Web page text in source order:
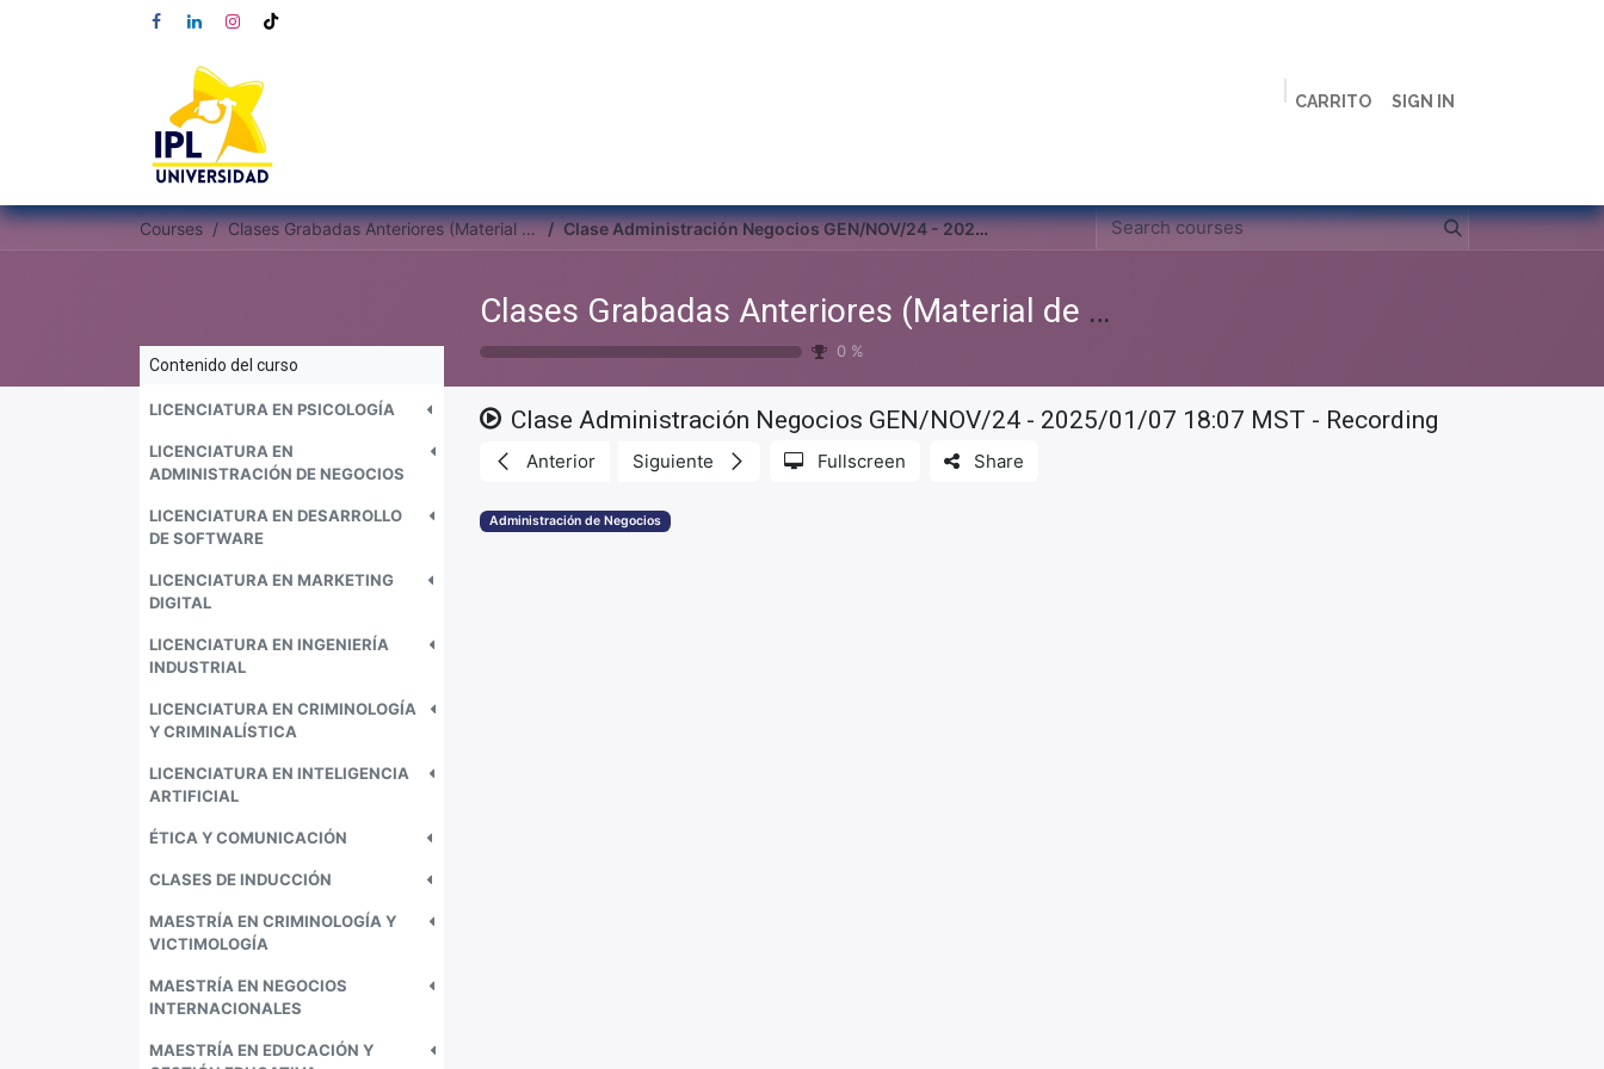
CARRITO SIGN IN
Courses Clases Grabadas Anteriores (Material de apoyo para alumnos) Clase Administración Negocios GEN/NOV/24 - 2025/01/07 18:07 MST - Recording
Clases Grabadas Anteriores (Material de apoyo para alumnos)
0 %
Contenido del curso
LICENCIATURA EN PSICOLOGÍA
LICENCIATURA EN
ADMINISTRACIÓN DE NEGOCIOS
LICENCIATURA EN DESARROLLO
DE SOFTWARE
LICENCIATURA EN MARKETING
DIGITAL
LICENCIATURA EN INGENIERÍA
INDUSTRIAL
LICENCIATURA EN CRIMINOLOGÍA
Y CRIMINALÍSTICA
LICENCIATURA EN INTELIGENCIA
ARTIFICIAL
ÉTICA Y COMUNICACIÓN
CLASES DE INDUCCIÓN
MAESTRÍA EN CRIMINOLOGÍA Y
VICTIMOLOGÍA
MAESTRÍA EN NEGOCIOS
INTERNACIONALES
MAESTRÍA EN EDUCACIÓN Y
Clase Administración Negocios GEN/NOV/24 - 2025/01/07 18:07 MST - Recording
Anterior Siguiente Fullscreen Share
Administración de Negocios